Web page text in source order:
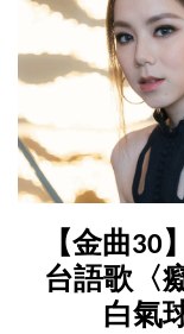
【金曲30
台語歌〈
白氣